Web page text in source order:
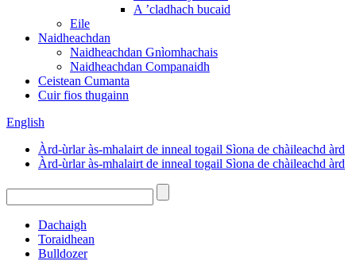
A ’cladhach bucaid
Eile
Naidheachdan
Naidheachdan Gnìomhachais
Naidheachdan Companaidh
Ceistean Cumanta
Cuir fios thugainn
English
Àrd-ùrlar às-mhalairt de inneal togail Sìona de chàileachd àrd
Àrd-ùrlar às-mhalairt de inneal togail Sìona de chàileachd àrd
Dachaigh
Toraidhean
Bulldozer